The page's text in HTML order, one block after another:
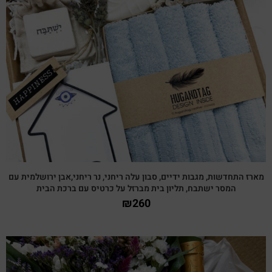
צפייה מהירה
מארז התחדשות, מגבות ידיים, סבון עלה ריחני, נר ריחני,אבן ירושלמית עם
המסר ישתבח, תליון בית מברזל על כרטיס עם ברכת הבית
₪260